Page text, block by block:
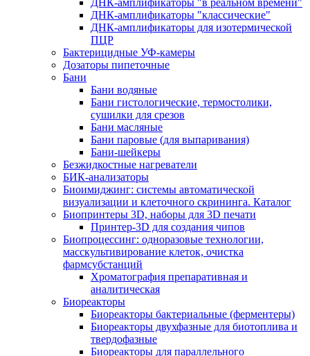
ДНК-амплификаторы "в реальном времени"
ДНК-амплификаторы "классические"
ДНК-амплификаторы для изотермической
ПЦР
Бактерицидные УФ-камеры
Дозаторы пипеточные
Бани
Бани водяные
Бани гистологические, термостолики,
сушилки для срезов
Бани масляные
Бани паровые (для выпаривания)
Бани-шейкеры
Безжидкостные нагреватели
БИК-анализаторы
Биоимиджинг: системы автоматической
визуализации и клеточного скрининга. Каталог
Биопринтеры 3D, наборы для 3D печати
Принтер-3D для создания чипов
Биопроцессинг: одноразовые технологии,
масскультивирование клеток, очистка
фармсубстанций
Хроматография препаративная и
аналитическая
Биореакторы
Биореакторы бактериальные (ферментеры)
Биореакторы двухфазные для биотоплива и
твердофазные
Биореакторы для параллельного